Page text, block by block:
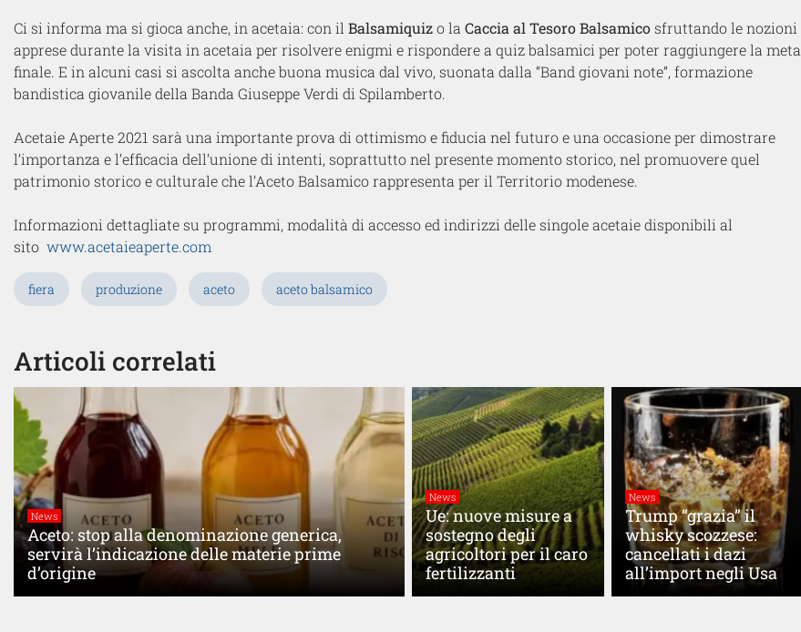
Ci si informa ma si gioca anche, in acetaia: con il Balsamiquizo la Caccia al Tesoro Balsamicosfruttando le nozioni
apprese durante la visita in acetaia per risolvere enigmi e rispondere a quiz balsamici per poter raggiungere la meta
finale. E in alcuni casi si ascolta anche buona musica dal vivo, suonata dalla “Band giovani note”, formazione
bandistica giovanile della Banda Giuseppe Verdi di Spilamberto.
Acetaie Aperte 2021 sarà una importante prova di ottimismo e fiducia nel futuro e una occasione per dimostrare
l’importanza e l’efficacia dell’unione di intenti, soprattutto nel presente momento storico, nel promuovere quel
patrimonio storico e culturale che l’Aceto Balsamico rappresenta per il Territorio modenese.
Informazioni dettagliate su programmi, modalità di accesso ed indirizzi delle singole acetaie disponibili al
sito www.acetaieaperte.com
fiera produzione aceto aceto balsamico
Articoli correlati
News
Aceto: stop alla denominazione generica,
servirà l’indicazione delle materie prime
d’origine
News
Ue: nuove misure a
sostegno degli
agricoltori per il caro
fertilizzanti
News
Trump “grazia” il
whisky scozzese:
cancellati i dazi
all’import negli Usa